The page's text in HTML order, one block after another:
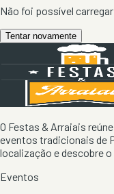
Não foi possível
Tentar novamente
O Festas & Arraiais
eventos tradicionais de
localização e descobre
Eventos